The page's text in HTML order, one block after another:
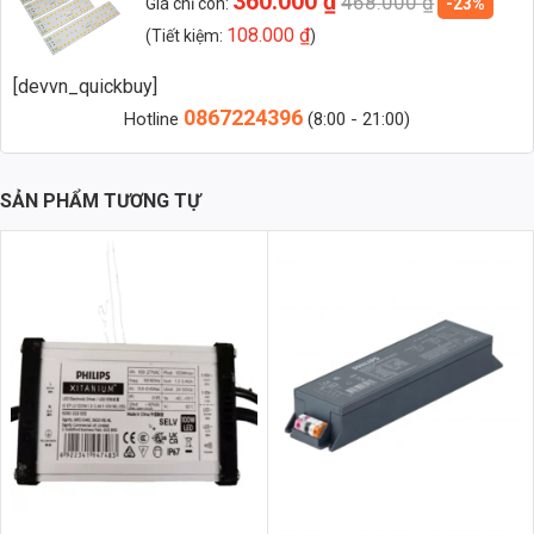
Phân Tích Kỹ Thuật Chi Tiết
Chip LED Philips M13 không chỉ nổi bật về hiệu suất chiếu sáng mà
còn được đánh giá cao về chất lượng vật liệu và thiết kế kỹ thuật. Một
số thông số kỹ thuật quan trọng bao gồm:
– 49 LED * 3 = 147 LED
(Tiết kiệm: 108.000₫)
[devvn_quickbuy]
Hotline 0867224396 (8:00 - 21:00)
SẢN PHẨM TƯƠNG TỰ